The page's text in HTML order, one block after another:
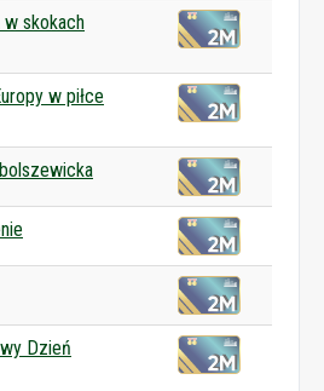
w skokach
w piłce
Dzień